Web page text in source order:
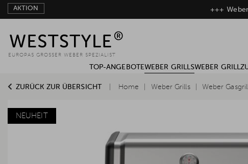
AKTION +++
EUROPAS GROSSER WEBER SPEZIALIST
TOP-ANGEBOTEWEBER GRILLSWEBER
ZURÜCK ZUR ÜBERSICHT Home Weber Grills Weber
NEUHEIT